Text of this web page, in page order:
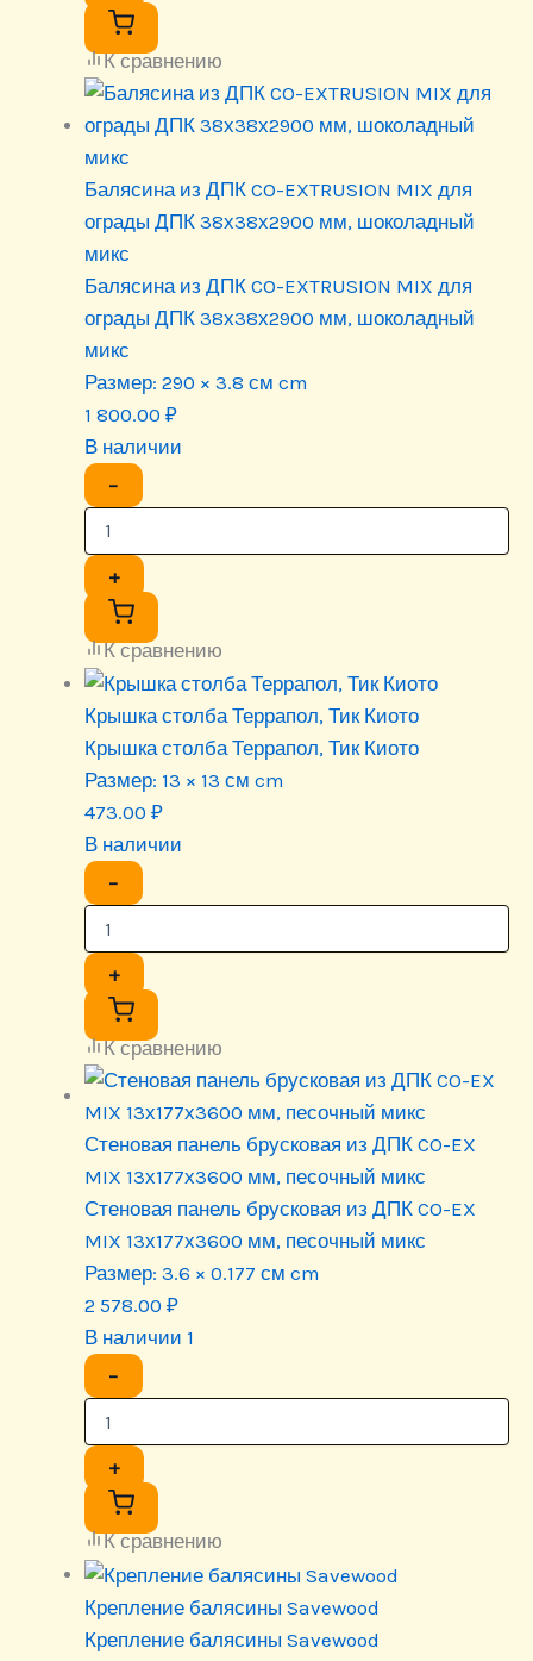
К сравнению
Балясина из ДПК CO-EXTRUSION MIX для
ограды ДПК 38х38х2900 мм, шоколадный
микс
Балясина из ДПК CO-EXTRUSION MIX для
ограды ДПК 38х38х2900 мм, шоколадный
микс
Размер: 290 × 3.8 см cm
1 800.00 ₽
В наличии
−
+
К сравнению
Крышка столба Террапол, Тик Киото
Крышка столба Террапол, Тик Киото
Размер: 13 × 13 см cm
473.00 ₽
В наличии
−
+
К сравнению
Стеновая панель брусковая из ДПК CO-EX
MIX 13х177х3600 мм, песочный микс
Стеновая панель брусковая из ДПК CO-EX
MIX 13х177х3600 мм, песочный микс
Размер: 3.6 × 0.177 см cm
2 578.00 ₽
В наличии 1
−
+
К сравнению
Крепление балясины Savewood
Крепление балясины Savewood